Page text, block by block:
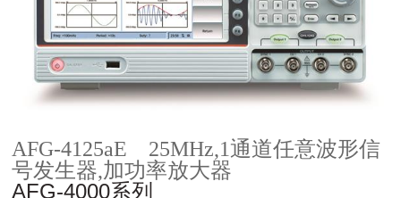
AFG-4125aE 25MHz,1通道任意波形信
号发生器,加功率放大器
AFG-4000系列